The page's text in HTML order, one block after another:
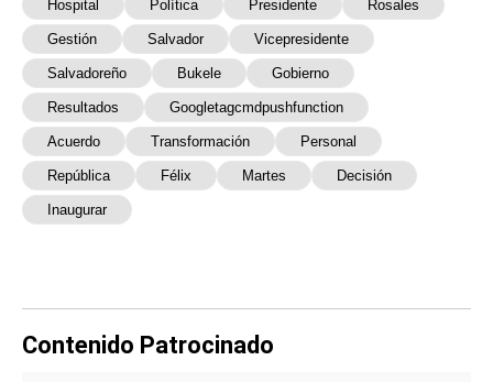
Hospital Política Presidente Rosales
Gestión Salvador Vicepresidente
Salvadoreño Bukele Gobierno
Resultados Googletagcmdpushfunction
Acuerdo Transformación Personal
República Félix Martes Decisión
Inaugurar
Contenido Patrocinado